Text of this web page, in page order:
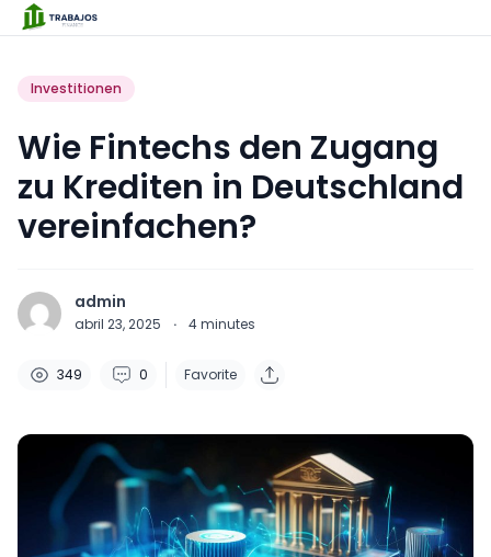
Investitionen
Wie Fintechs den Zugang
zu Krediten in Deutschland
vereinfachen?
admin
abril 23, 2025 · 4minutes
349 0 Favorite